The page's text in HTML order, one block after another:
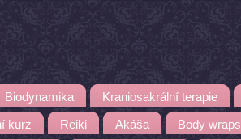
Biodynamika Kraniosakrální terapie
kurz Reiki Akáša Body wraps